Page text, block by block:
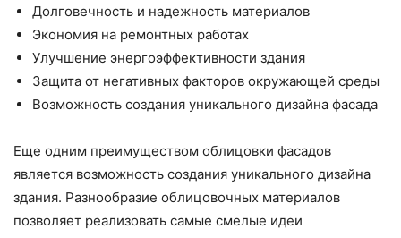
Долговечность и надежность материалов
Экономия на ремонтных работах
Улучшение энергоэффективности здания
Защита от негативных факторов окружающей среды
Возможность создания уникального дизайна фасада
Еще одним преимуществом облицовки фасадов
является возможность создания уникального дизайна
здания. Разнообразие облицовочных материалов
позволяет реализовать самые смелые идеи